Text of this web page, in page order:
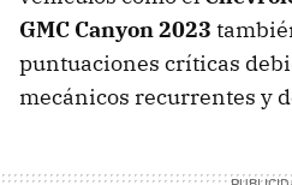
GMC Canyon 2023
puntuaciones críticas
mecánicos recurrentes y